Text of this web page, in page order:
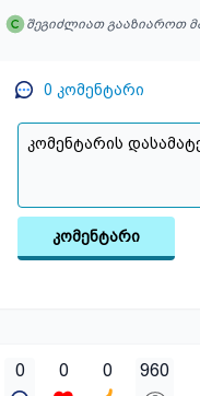
შეგიძლიათ გააზიაროთ
0 კომენტარი
კომენტარი
0 0 0 960